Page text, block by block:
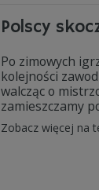
Polscy
Po zimowych
kolejności
walcząc o
zamieszczamy
Zobacz więcej na